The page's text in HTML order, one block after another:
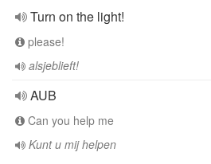
Turn on the light!
please!
alsjeblieft!
AUB
Can you help me
Kunt u mij helpen